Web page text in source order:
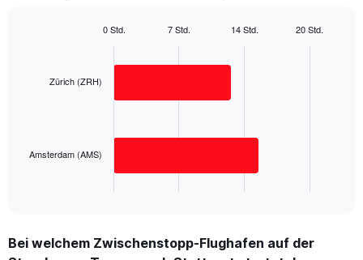
values.
1500.
has
Range:
Zürich (ZRH)
Amsterdam (AMS)
0 Std. 7 Std. 14 Std. 20 Std.
Bei welchem Zwischenstopp-Flughafen auf der